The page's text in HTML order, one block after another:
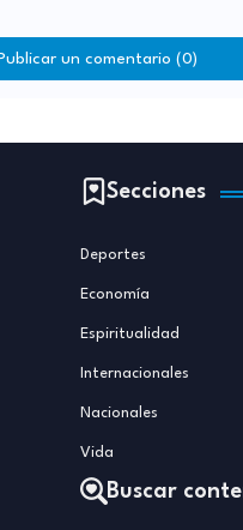
Publicar un comentario (0)
Secciones
Deportes
Economía
Espiritualidad
Internacionales
Nacionales
Vida
Buscar